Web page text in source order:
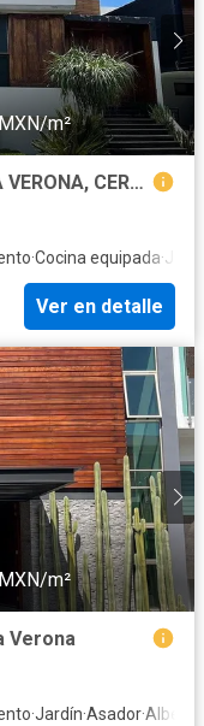
m²
RESIDENCIA AAA EN VENTA, VILLA VERONA, CERCA DE ANDARES, DE 498M2
·Cocina equipada·
Ver en detalle
m²
Verona
·Jardín·Asador·Alberca